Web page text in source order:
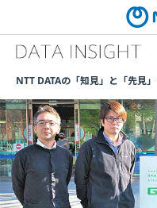
NTT DATAの「知見」と「先見